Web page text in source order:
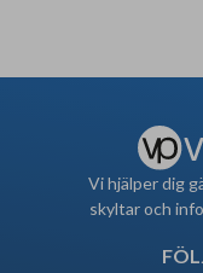
Vi hjälper dig
skyltar och